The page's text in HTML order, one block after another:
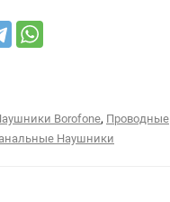
Borofone, Проводные
Наушники